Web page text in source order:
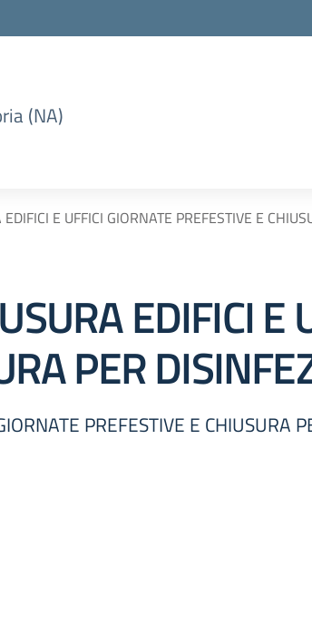
(NA)
E UFFICI GIORNATE PREFESTIVE E
EDIFICI E
PER
PREFESTIVE E CHIUSURA